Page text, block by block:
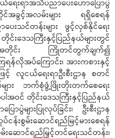
ာအသိပညာပေးဟောပြောပွဲ
အခွင့်အလမ်းများ ရရှိစေရန်
ေးသင်တန်းများ ဖွင့်လှစ်နိုင်ရေး
ကြီးနှင့်ပြည်နယ်များတွင်
ားအတိုင်း ကြိုတင်တွက်ချက်၍
န်လိုအပ်ကြောင်း၊ အားကစားနှင့်
င့် လူငယ်ရေးရာဦးစီးဌာန စတင်
း ဘက်စုံဖွံ့ဖြိုးတိုးတက်စေရေး
ဝင် တိုင်းဒေသကြီးနှင့်ပြည်နယ်
ပွဲများပြုလုပ်ခြင်း၊ ဦးစီးဌာန
န်းစွမ်းဆောင်ရည်မြင့်မားစေရန်
ဆောင်ရည်မြှင့်တင်ရေးသင်တန်း၊